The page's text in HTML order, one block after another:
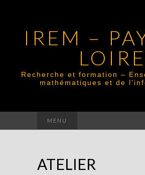
IREM –
LOIRE
Recherche et formation –
mathématiques et de
MENU
ATELIER